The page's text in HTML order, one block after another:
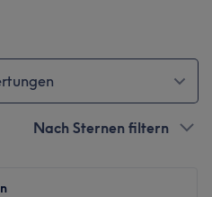
Nach Sternen filtern